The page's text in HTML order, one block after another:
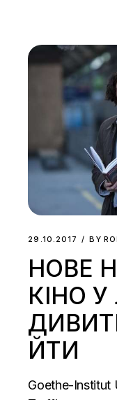
29.10.2017 BY
НОВЕ
КІНО
ЙТИ
Goethe-Institut